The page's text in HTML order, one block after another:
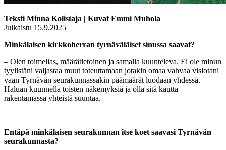
Teksti Minna Kolistaja | Kuvat Emmi Muhola
Julkaistu 15.9.2025
Minkälaisen kirkkoherran tyrnäväläiset sinussa saavat?
– Olen toimelias, määrätietoinen ja samalla kuunteleva. Ei ole minun
tyylistäni valjastaa muut toteuttamaan jotakin omaa vahvaa visiotani
vaan Tyrnävän seurakunnassakin päämäärät luodaan yhdessä.
Haluan kuunnella toisten näkemyksiä ja olla sitä kautta
rakentamassa yhteistä suuntaa.
Entäpä minkälaisen seurakunnan itse koet saavasi Tyrnävän
seurakunnasta?